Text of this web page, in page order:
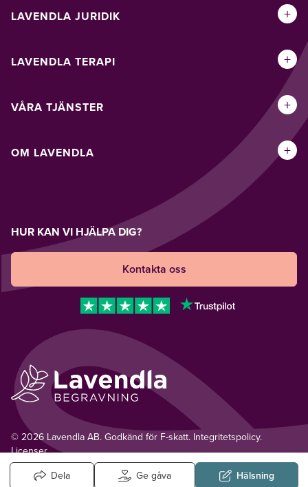
Dela Ge gåva Hälsning
LAVENDLA JURIDIK +
LAVENDLA TERAPI +
VÅRA TJÄNSTER +
OM LAVENDLA +
HUR KAN VI HJÄLPA DIG?
Kontakta oss
© 2026 Lavendla AB. Godkänd för F-skatt. Integritetspolicy.
Licenser.